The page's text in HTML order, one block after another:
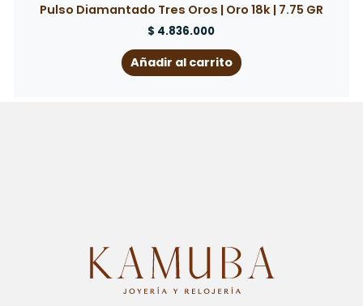
Pulso Diamantado Tres Oros | Oro 18k | 7.75 GR
$ 4.836.000
Añadir al carrito